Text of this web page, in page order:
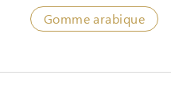
Gomme arabique